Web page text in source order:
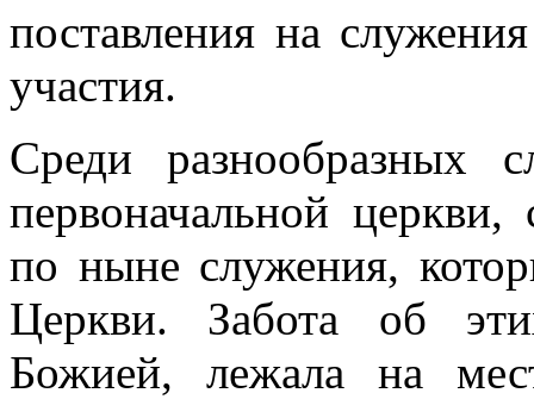
поставления на
участия.
Среди разнообразных
первоначальной
по ныне служения,
Церкви. Забота об
Божией, лежала на